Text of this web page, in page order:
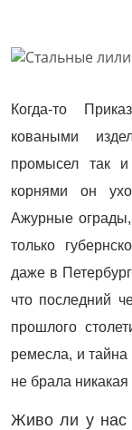
Когда-то
коваными
промысел так
корнями он
Ажурные
только
даже в
что последний
прошлого
ремесла, и тайна
не брала
Живо ли у нас